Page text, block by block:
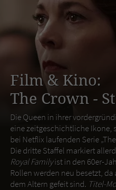
Film & Kino:
The Crown -
Die Queen in ihrer
eine zeitgeschichtliche Ikone,
bei Netflix laufenden Serie
Die dritte Staffel markiert
Royal Familyist in den 60er-
Rollen werden neu besetzt,
dem Altern gefeit sind. Titel-